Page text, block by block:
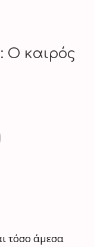
Ο καιρός
τόσο άμεσα